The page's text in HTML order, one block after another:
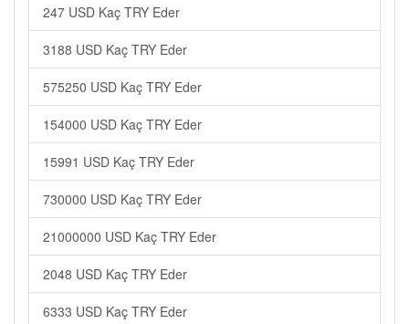
247 USD Kaç TRY Eder
3188 USD Kaç TRY Eder
575250 USD Kaç TRY Eder
154000 USD Kaç TRY Eder
15991 USD Kaç TRY Eder
730000 USD Kaç TRY Eder
21000000 USD Kaç TRY Eder
2048 USD Kaç TRY Eder
6333 USD Kaç TRY Eder